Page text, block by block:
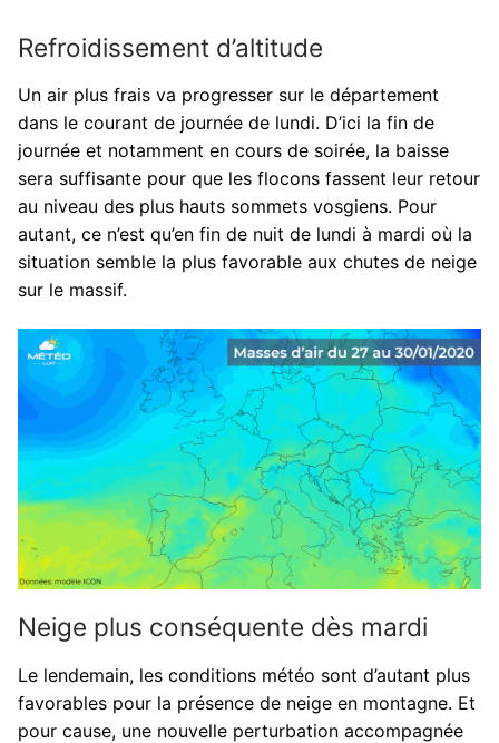
Refroidissement d’altitude
Un air plus frais va progresser sur le département
dans le courant de journée de lundi. D’ici la fin de
journée et notamment en cours de soirée, la baisse
sera suffisante pour que les flocons fassent leur retour
au niveau des plus hauts sommets vosgiens. Pour
autant, ce n’est qu’en fin de nuit de lundi à mardi où la
situation semble la plus favorable aux chutes de neige
sur le massif.
Neige plus conséquente dès mardi
Le lendemain, les conditions météo sont d’autant plus
favorables pour la présence de neige en montagne. Et
pour cause, une nouvelle perturbation accompagnée